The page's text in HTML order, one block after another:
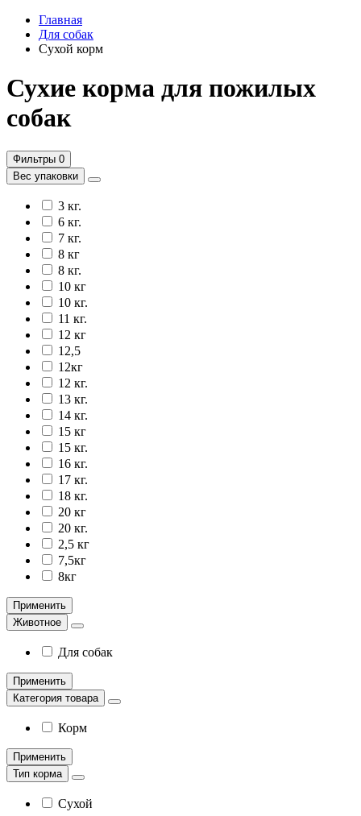
Главная
Для собак
Сухой корм
Сухие корма для пожилых
собак
Фильтры 0
Вес упаковки
3 кг.
6 кг.
7 кг.
8 кг
8 кг.
10 кг
10 кг.
11 кг.
12 кг
12,5
12кг
12 кг.
13 кг.
14 кг.
15 кг
15 кг.
16 кг.
17 кг.
18 кг.
20 кг
20 кг.
2,5 кг
7,5кг
8кг
Применить
Животное
Для собак
Применить
Категория товара
Корм
Применить
Тип корма
Сухой